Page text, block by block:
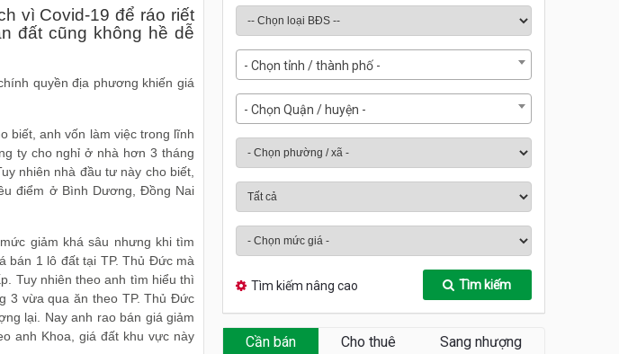
vì Covid-19 để ráo riết
đất cũng không hề dễ
quyền địa phương khiến giá
biết, anh vốn làm việc trong lĩnh
ty cho nghỉ ở nhà hơn 3 tháng
nhiên nhà đầu tư này cho biết,
điểm ở Bình Dương, Đồng Nai
giảm khá sâu nhưng khi tìm
bán 1 lô đất tại TP. Thủ Đức mà
Tuy nhiên theo anh tìm hiểu thì
3 vừa qua ăn theo TP. Thủ Đức
lại. Nay anh rao bán giá giảm
anh Khoa, giá đất khu vực này
- Chọn tỉnh / thành phố -
- Chọn Quận / huyện -
Tìm kiếm nâng cao Tìm kiếm
Cần bán Cho thuê Sang nhượng